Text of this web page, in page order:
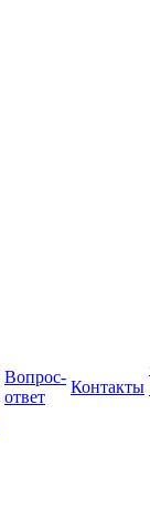
Вопрос-
ответ
Контакты